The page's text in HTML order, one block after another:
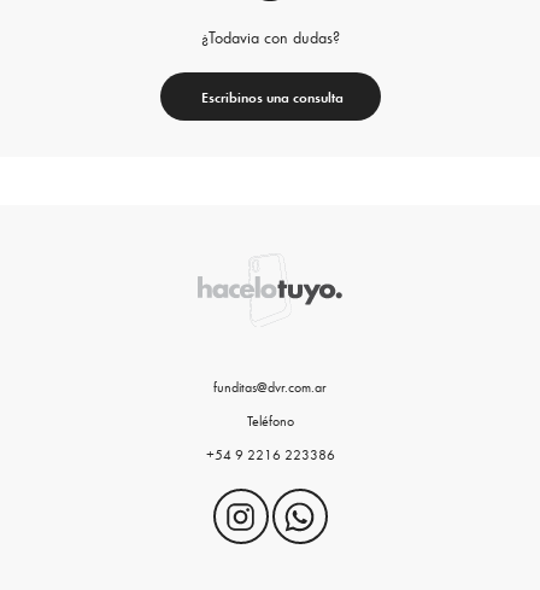
¿Todavia con dudas?
Escribinos una consulta
funditas@dvr.com.ar
Teléfono
+54 9 2216 223386